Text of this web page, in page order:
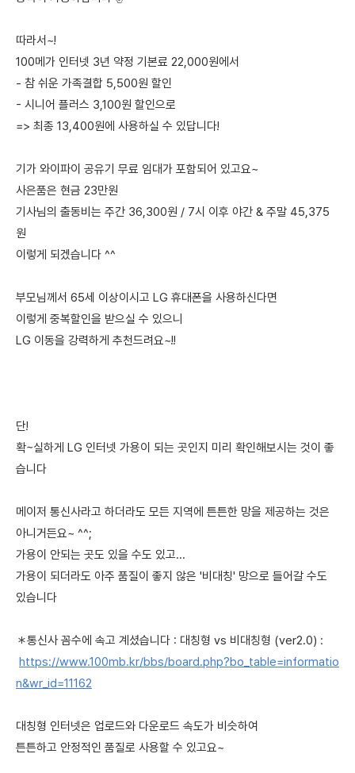
따라서~!
100메가 인터넷 3년 약정 기본료 22,000원에서
- 참 쉬운 가족결합 5,500원 할인
- 시니어 플러스 3,100원 할인으로
=> 최종 13,400원에 사용하실 수 있답니다!
기가 와이파이 공유기 무료 임대가 포함되어 있고요~
사은품은 현금 23만원
기사님의 출동비는 주간 36,300원 / 7시 이후 야간 & 주말 45,375
원
이렇게 되겠습니다 ^^
부모님께서 65세 이상이시고 LG 휴대폰을 사용하신다면
이렇게 중복할인을 받으실 수 있으니
LG 이동을 강력하게 추천드려요~!!
단!
확~실하게 LG 인터넷 가용이 되는 곳인지 미리 확인해보시는 것이 좋
습니다
메이저 통신사라고 하더라도 모든 지역에 튼튼한 망을 제공하는 것은
아니거든요~ ^^;
가용이 안되는 곳도 있을 수도 있고...
가용이 되더라도 아주 품질이 좋지 않은 '비대칭' 망으로 들어갈 수도
있습니다
＊통신사 꼼수에 속고 계셨습니다 : 대칭형 vs 비대칭형 (ver2.0) :
https://www.100mb.kr/bbs/board.php?bo_table=informatio
n&wr_id=11162
대칭형 인터넷은 업로드와 다운로드 속도가 비슷하여
튼튼하고 안정적인 품질로 사용할 수 있고요~